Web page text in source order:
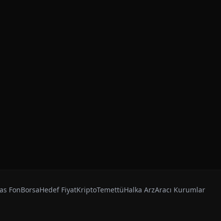
FonBorsaHedef FiyatKriptoTemettüHalka ArzAracı Kurumlar